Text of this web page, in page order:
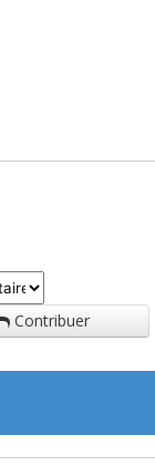
Contribuer